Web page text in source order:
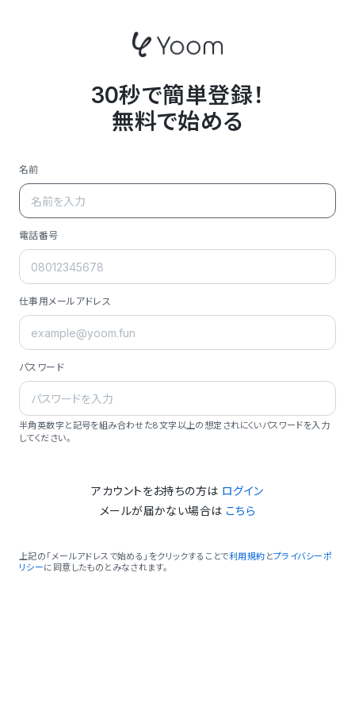
30秒で簡単登録！
無料で始める
名前
電話番号
仕事用メールアドレス
パスワード
半角英数字と記号を組み合わせた8文字以上の想定されにくいパスワードを入力
してください。
アカウントをお持ちの方は ログイン
メールが届かない場合は こちら
上記の「メールアドレスで始める」をクリックすることで利用規約 とプライバシーポ
リシーに同意したものとみなされます。